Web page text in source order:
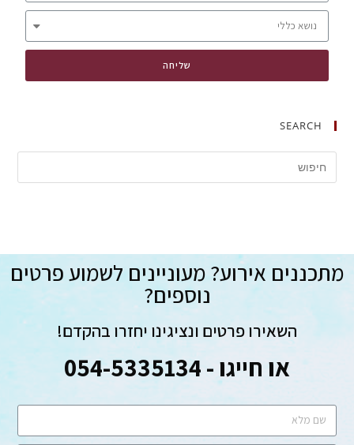
שליחה
SEARCH
מתכננים אירוע? מעוניינים לשמוע פרטים
נוספים?
השאירו פרטים ונציגינו יחזרו בהקדם!
או חייגו - 054-5335134